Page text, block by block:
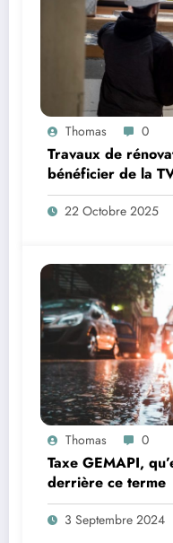
Thomas 0
Travaux de
bénéficier de la
22 Octobre 2025
Thomas 0
Taxe GEMAPI,
derrière ce terme
3 Septembre 2024